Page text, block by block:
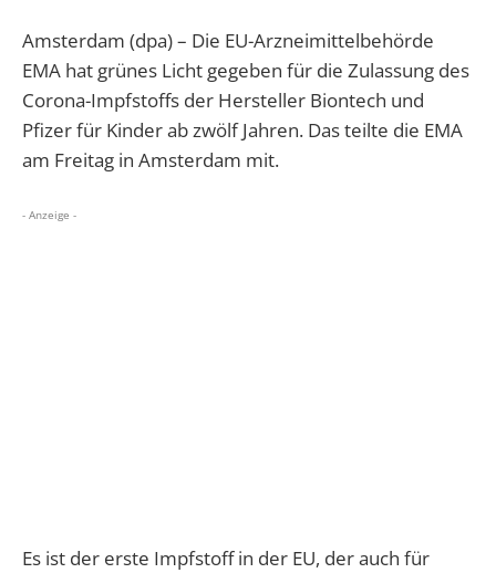
Amsterdam (dpa) – Die EU-Arzneimittelbehörde
EMA hat grünes Licht gegeben für die Zulassung des
Corona-Impfstoffs der Hersteller Biontech und
Pfizer für Kinder ab zwölf Jahren. Das teilte die EMA
am Freitag in Amsterdam mit.
- Anzeige -
Es ist der erste Impfstoff in der EU, der auch für